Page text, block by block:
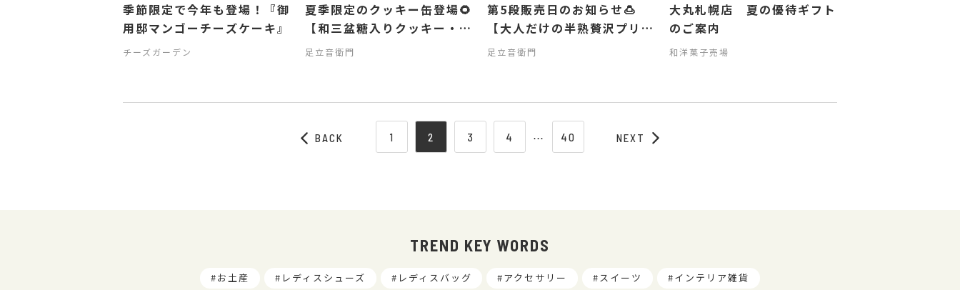
季節限定で今年も登場！『御
用邸マンゴーチーズケーキ』
チーズガーデン
夏季限定のクッキー缶登場🌻
【和三盆糖入りクッキー・ガ
レット缶】
足立音衛門
第5段販売日のお知らせ🍮
【大人だけの半熟贅沢プリ
ン】
足立音衛門
大丸札幌店 夏の優待ギフト
のご案内
和洋菓子売場
BACK 1 2 3 4 ⋯ 40 NEXT
TREND KEY WORDS
お土産 レディスシューズ レディスバッグ アクセサリー スイーツ インテリア雑貨